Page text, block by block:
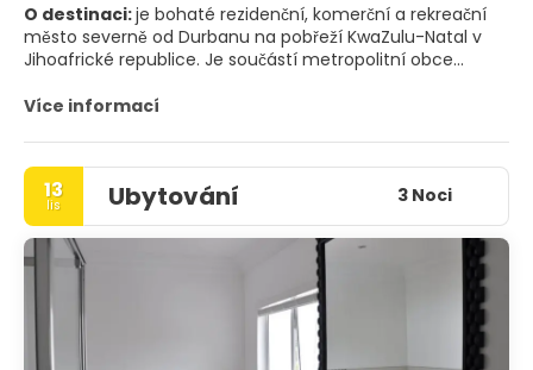
O destinaci:je bohaté rezidenční, komerční a rekreační
město severně od Durbanu na pobřeží KwaZulu-Natal v
Jihoafrické republice. Je součástí metropolitní obce
širší oblast Durbanu. (správná výslovnost "hl" v Umhlanga
v jazyce Zulu. Na jihu sousedí s Durban North a na západě
s Mt Edgecombe.
Více informací
13
lis Ubytování 3 Noci